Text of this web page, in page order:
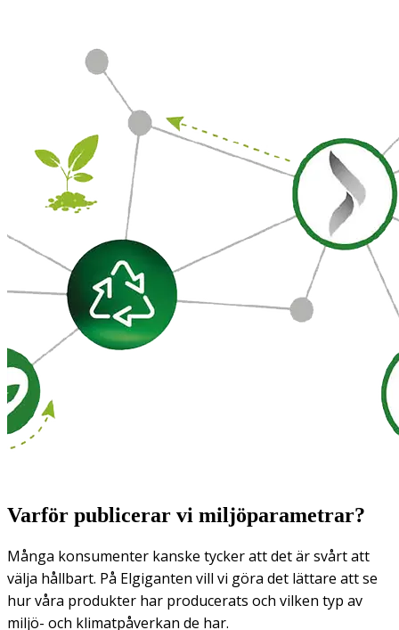
Varför publicerar vi miljöparametrar?
Många konsumenter kanske tycker att det är svårt att
välja hållbart. På Elgiganten vill vi göra det lättare att se
hur våra produkter har producerats och vilken typ av
miljö- och klimatpåverkan de har.